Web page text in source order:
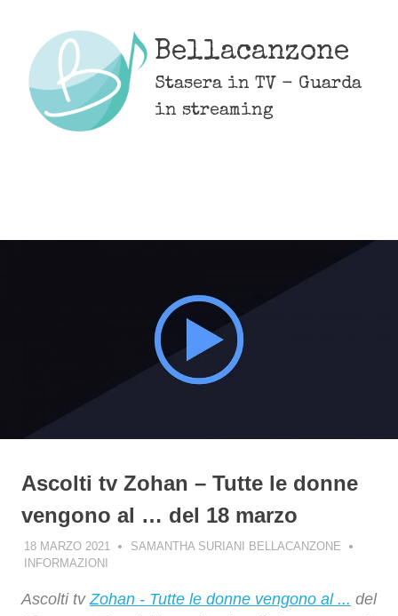
content
Bellacanzone
Stasera in TV - Guarda
in streaming
Ascolti tv Zohan – Tutte le donne
vengono al … del 18 marzo
18 MARZO 2021
SAMANTHA SURIANI BELLACANZONE
INFORMAZIONI
Ascolti tv Zohan - Tutte le donne vengono al ... del